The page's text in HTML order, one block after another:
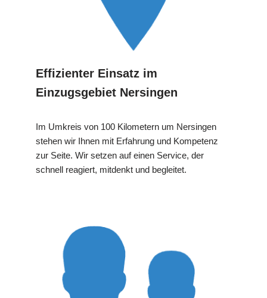
Effizienter Einsatz im
Einzugsgebiet Nersingen
Im Umkreis von 100 Kilometern um Nersingen
stehen wir Ihnen mit Erfahrung und Kompetenz
zur Seite. Wir setzen auf einen Service, der
schnell reagiert, mitdenkt und begleitet.